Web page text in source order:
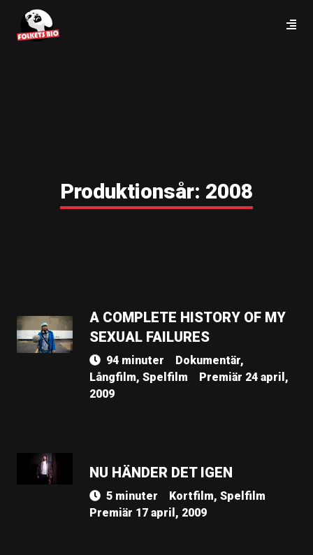
Produktionsår: 2008
A COMPLETE HISTORY OF MY
SEXUAL FAILURES
94 minuter
Dokumentär,
Långfilm, Spelfilm
Premiär 24 april,
2009
NU HÄNDER DET IGEN
5 minuter
Kortfilm, Spelfilm
Premiär 17 april, 2009